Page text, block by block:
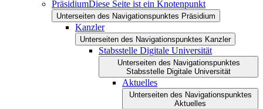
PräsidiumDiese Seite ist ein Knotenpunkt
Unterseiten des Navigationspunktes Präsidium
Kanzler
Unterseiten des Navigationspunktes Kanzler
Stabsstelle Digitale Universität
Unterseiten des Navigationspunktes
Stabsstelle Digitale Universität
Aktuelles
Unterseiten des Navigationspunktes
Aktuelles